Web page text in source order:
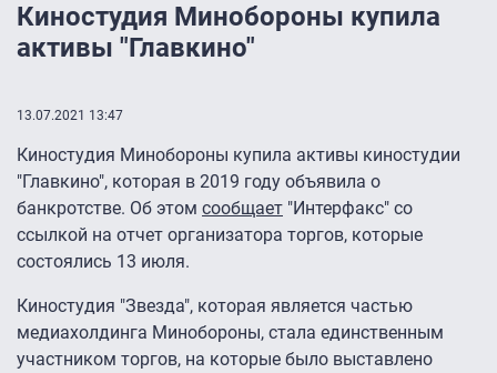
Киностудия Минобороны купила
активы "Главкино"
13.07.2021 13:47
Киностудия Минобороны купила активы киностудии
"Главкино", которая в 2019 году объявила о
банкротстве. Об этом сообщает "Интерфакс" со
ссылкой на отчет организатора торгов, которые
состоялись 13 июля.
Киностудия "Звезда", которая является частью
медиахолдинга Минобороны, стала единственным
участником торгов, на которые было выставлено